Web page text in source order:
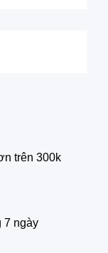
trên 300k
7 ngày